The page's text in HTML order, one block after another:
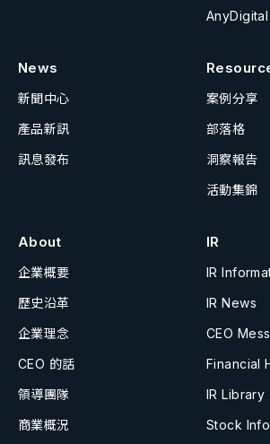
AnyDigital
News
新聞中心
產品新訊
訊息發布
案例分享
部落格
洞察報告
活動集錦
About
企業概要
歷史沿革
企業理念
CEO 的話
領導團隊
商業概況
IR
IR
IR News
CEO
Financial
IR Library
Stock